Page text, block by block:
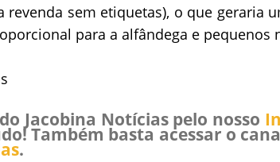
revenda sem etiquetas), o que geraria
para a alfândega e pequenos
Jacobina Notícias pelo nosso
Também basta acessar o
.